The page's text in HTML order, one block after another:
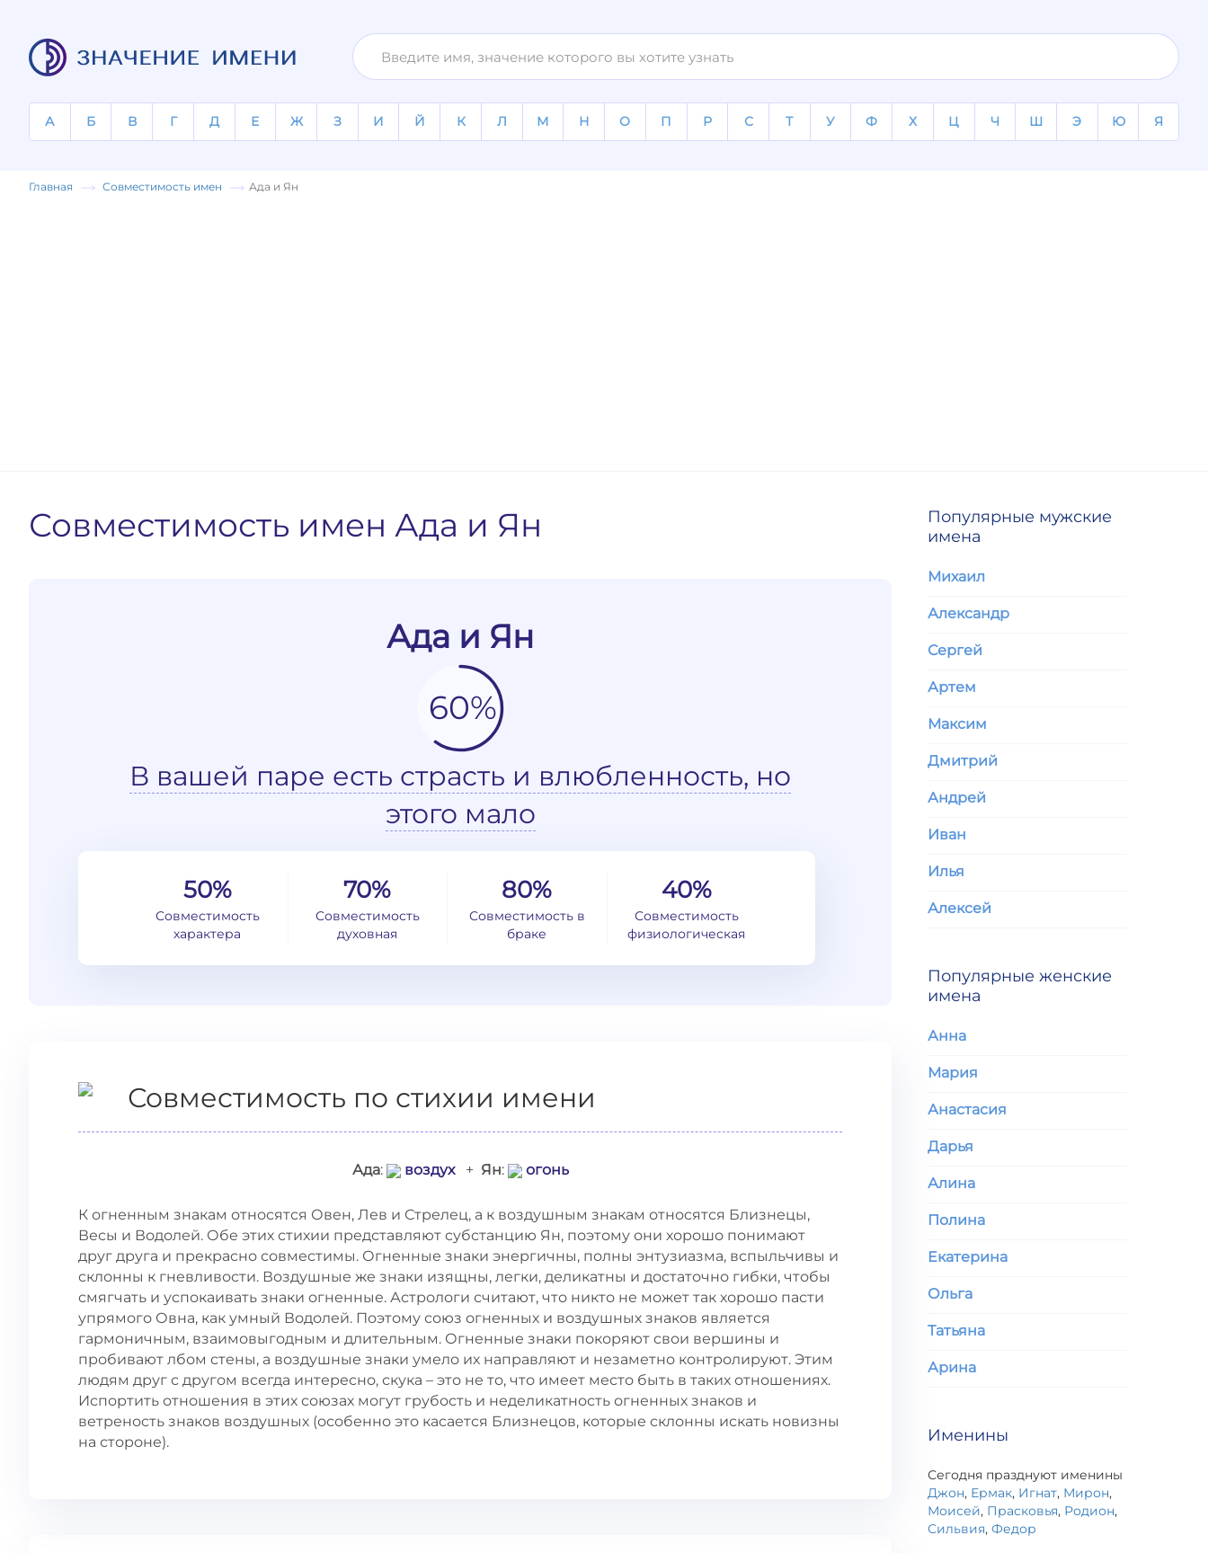
А Б В Г Д Е Ж З И Й К Л М Н О П Р С Т У Ф Х Ц Ч Ш Э Ю Я
Главная Совместимость имен Ада и Ян
Совместимость имен Ада и Ян
Ада и Ян
60%
В вашей паре есть страсть и влюбленность, но
этого мало
50%
Совместимость
характера
70%
Совместимость
духовная
80%
Совместимость в
браке
40%
Совместимость
физиологическая
Совместимость по стихии имени
Ада: воздух+ Ян: огонь
К огненным знакам относятся Овен, Лев и Стрелец, а к воздушным знакам относятся Близнецы,
Весы и Водолей. Обе этих стихии представляют субстанцию Ян, поэтому они хорошо понимают
друг друга и прекрасно совместимы. Огненные знаки энергичны, полны энтузиазма, вспыльчивы и
склонны к гневливости. Воздушные же знаки изящны, легки, деликатны и достаточно гибки, чтобы
смягчать и успокаивать знаки огненные. Астрологи считают, что никто не может так хорошо пасти
упрямого Овна, как умный Водолей. Поэтому союз огненных и воздушных знаков является
гармоничным, взаимовыгодным и длительным. Огненные знаки покоряют свои вершины и
пробивают лбом стены, а воздушные знаки умело их направляют и незаметно контролируют. Этим
людям друг с другом всегда интересно, скука – это не то, что имеет место быть в таких отношениях.
Испортить отношения в этих союзах могут грубость и неделикатность огненных знаков и
ветреность знаков воздушных (особенно это касается Близнецов, которые склонны искать новизны
на стороне).
Популярные мужские
имена
Михаил
Александр
Сергей
Артем
Максим
Дмитрий
Андрей
Иван
Илья
Алексей
Популярные женские
имена
Анна
Мария
Анастасия
Дарья
Алина
Полина
Екатерина
Ольга
Татьяна
Арина
Именины
Сегодня празднуют именины
Джон, Ермак, Игнат, Мирон,
Моисей, Прасковья, Родион,
Сильвия, Федор